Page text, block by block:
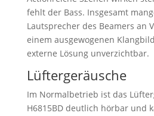
fehlt der Bass. Insgesamt
Lautsprecher des Beamers an
einem ausgewogenen
externe Lösung unverzichtbar.
Lüftergeräusche
Im Normalbetrieb ist das
H6815BD deutlich hörbar und